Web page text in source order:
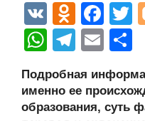
V
K
O
d
n
o
kl
F
a
c
e
b
W
at
s
T
e
gr
E
ail р
а
Подробная
именно ее
образования, суть